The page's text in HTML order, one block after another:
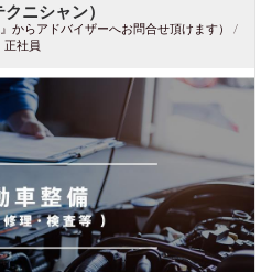
ニシャン）
からアドバイザーへお問合せ頂けます） /
正社員